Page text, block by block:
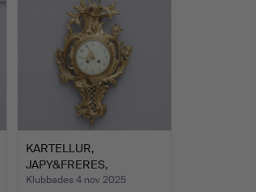
KARTELLUR,
JAPY&FRERES,
ROKOKOSTIL, 1900-T…
Klubbades 4 nov 2025